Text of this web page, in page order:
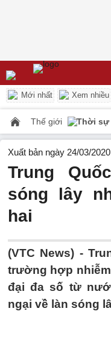
Mới nhất Xem nhiều
Thế giới Thời sự
Xuất bản ngày 24/03/
Trung
sóng lây
hai
(VTC News) -
trường hợp
đại đa số từ
ngại về làn sóng